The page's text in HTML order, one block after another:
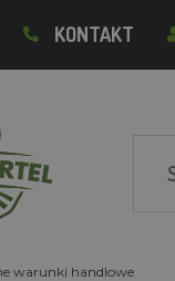
KONTAKT
warunki handlowe